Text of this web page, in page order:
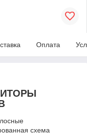
Оплата
схема